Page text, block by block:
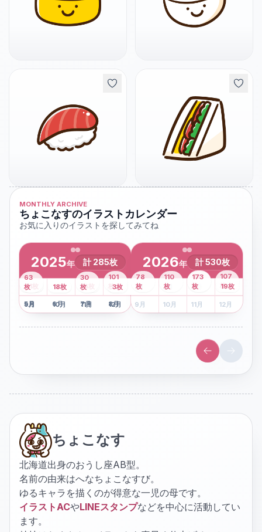
MONTHLY ARCHIVE
ちょこなすのイラストカレンダー
お気に入りのイラストを探してみてね
2025年 計 285枚
1月
2枚 2月 3月 4月
8枚
5月
41 枚
6月
13枚
7月
6枚
8月
101
枚
9月
63
枚
10月
18枚
11月
30
枚
12月
3枚
2026年 計530枚
1月 2月 3月
43
枚
4月
107
枚
5 月
78
枚
6月
110
枚
7月
173
枚
8月
19枚
9 月 10月 11月 12月
ちょこなす
北海道出身のおうし座AB型。
名前の由来はへなちょこなすび。
ゆるキャラを描くのが得意な一児の母です。
イラストACやLINEスタンプなどを中心に活動してい
ます。